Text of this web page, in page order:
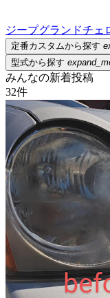
ジープグランドチェ
定番カスタムから探す
型式から探す
みんなの新着投稿
32件